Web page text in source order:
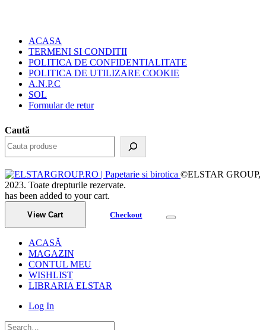
ACASA
TERMENI SI CONDITII
POLITICA DE CONFIDENTIALITATE
POLITICA DE UTILIZARE COOKIE
A.N.P.C
SOL
Formular de retur
Caută
©ELSTAR GROUP,
2023. Toate drepturile rezervate.
has been added to your cart.
View Cart Checkout
ACASĂ
MAGAZIN
CONTUL MEU
WISHLIST
LIBRARIA ELSTAR
Log In